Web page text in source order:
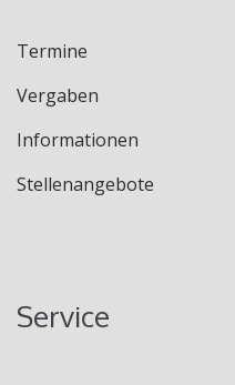
Termine
Vergaben
Informationen
Stellenangebote
Service